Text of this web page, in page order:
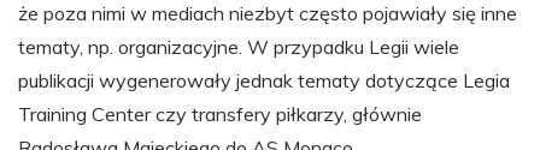
że poza nimi w mediach niezbyt często pojawiały się inne
tematy, np. organizacyjne. W przypadku Legii wiele
publikacji wygenerowały jednak tematy dotyczące Legia
Training Center czy transfery piłkarzy, głównie